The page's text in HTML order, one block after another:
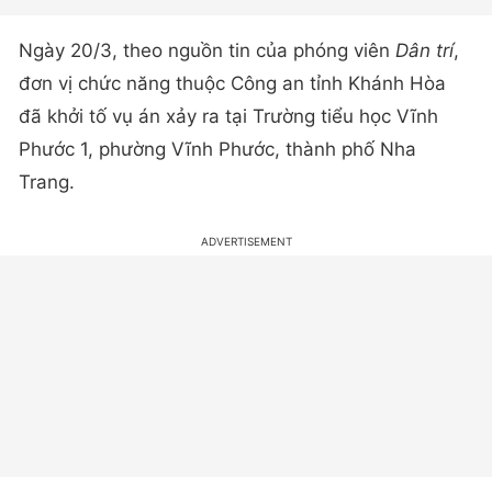
Ngày 20/3, theo nguồn tin của phóng viên Dân trí,
đơn vị chức năng thuộc Công an tỉnh Khánh Hòa
đã khởi tố vụ án xảy ra tại Trường tiểu học Vĩnh
Phước 1, phường Vĩnh Phước, thành phố Nha
Trang.